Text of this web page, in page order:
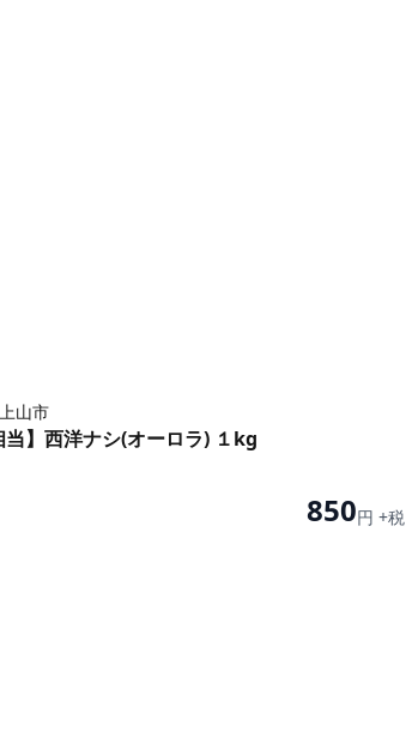
山市
当】西洋ナシ(オーロラ) １kg
850円 +税